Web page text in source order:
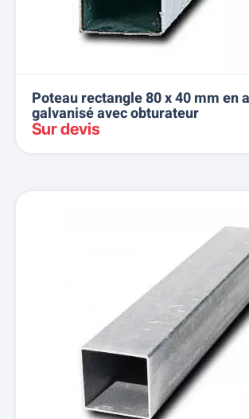
Poteau rectangle 80 x 40 mm en
galvanisé avec obturateur
Sur devis